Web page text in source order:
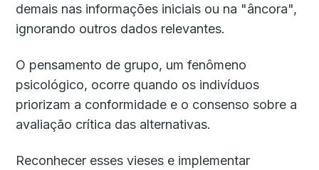
demais nas informações iniciais ou na "âncora",
ignorando outros dados relevantes.
O pensamento de grupo, um fenômeno
psicológico, ocorre quando os indivíduos
priorizam a conformidade e o consenso sobre a
avaliação crítica das alternativas.
Reconhecer esses vieses e implementar